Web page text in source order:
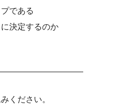
である
決定するのか
ください。